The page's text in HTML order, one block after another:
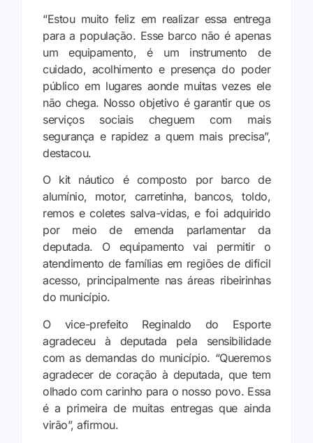
“Estou muito feliz em realizar essa entrega
para a população. Esse barco não é apenas
um equipamento, é um instrumento de
cuidado, acolhimento e presença do poder
público em lugares aonde muitas vezes ele
não chega. Nosso objetivo é garantir que os
serviços sociais cheguem com mais
segurança e rapidez a quem mais precisa”,
destacou.
O kit náutico é composto por barco de
alumínio, motor, carretinha, bancos, toldo,
remos e coletes salva-vidas, e foi adquirido
por meio de emenda parlamentar da
deputada. O equipamento vai permitir o
atendimento de famílias em regiões de difícil
acesso, principalmente nas áreas ribeirinhas
do município.
O vice-prefeito Reginaldo do Esporte
agradeceu à deputada pela sensibilidade
com as demandas do município. “Queremos
agradecer de coração à deputada, que tem
olhado com carinho para o nosso povo. Essa
é a primeira de muitas entregas que ainda
virão”, afirmou.